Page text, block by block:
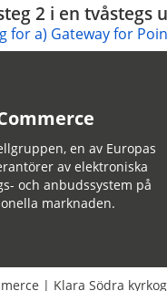
2 i en
for a) Gateway for
en av Europas
av elektroniska
och anbudssystem på
marknaden.
| Klara Södra